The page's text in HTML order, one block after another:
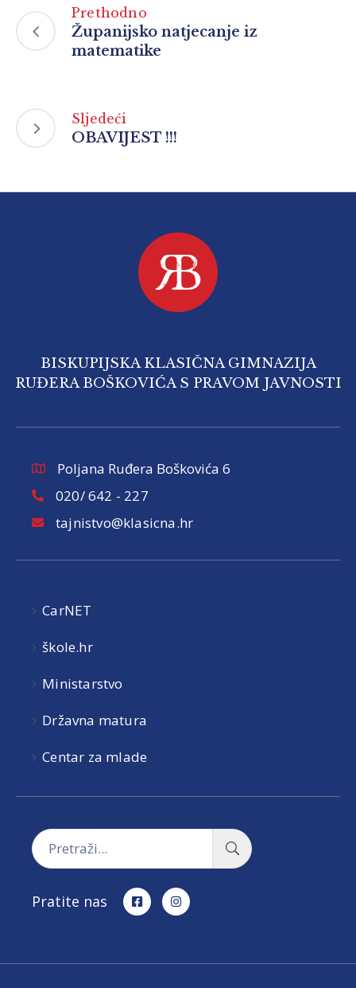
Prethodno
Županijsko natjecanje iz
matematike
Sljedeći
OBAVIJEST !!!
BISKUPIJSKA KLASIČNA GIMNAZIJA
RUĐERA BOŠKOVIĆA S PRAVOM JAVNOSTI
Poljana Ruđera Boškovića 6
020/ 642 - 227
tajnistvo@klasicna.hr
CarNET
škole.hr
Ministarstvo
Državna matura
Centar za mlade
Pratite nas